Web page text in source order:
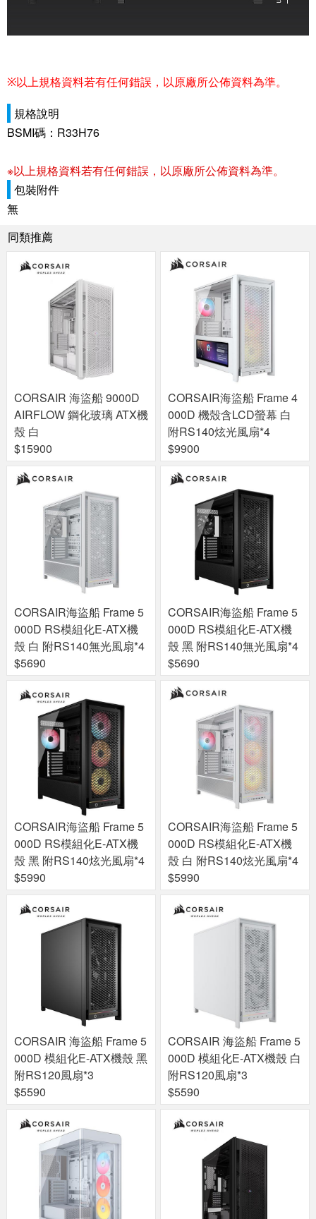
※以上規格資料若有任何錯誤，以原廠所公佈資料為準。
規格說明
BSMI碼：R33H76
※以上規格資料若有任何錯誤，以原廠所公佈資料為準。
包裝附件
無
同類推薦
CORSAIR 海盜船 9000D
AIRFLOW 鋼化玻璃 ATX機
殼 白
$15900
CORSAIR海盜船 Frame 4
000D 機殼含LCD螢幕 白
附RS140炫光風扇*4
$9900
CORSAIR海盜船 Frame 5
000D RS模組化E-ATX機
殼 白 附RS140無光風扇*4
$5690
CORSAIR海盜船 Frame 5
000D RS模組化E-ATX機
殼 黑 附RS140無光風扇*4
$5690
CORSAIR海盜船 Frame 5
000D RS模組化E-ATX機
殼 黑 附RS140炫光風扇*4
$5990
CORSAIR海盜船 Frame 5
000D RS模組化E-ATX機
殼 白 附RS140炫光風扇*4
$5990
CORSAIR 海盜船 Frame 5
000D 模組化E-ATX機殼 黑
附RS120風扇*3
$5590
CORSAIR 海盜船 Frame 5
000D 模組化E-ATX機殼 白
附RS120風扇*3
$5590